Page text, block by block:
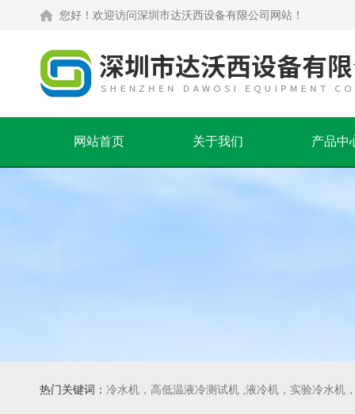
您好！欢迎访问深圳市达沃西设备有限公司网站！
网站首页 关于我们 产品中
热门关键词： 冷水机，高低温液冷测试机 ,液冷机，实验冷水机，